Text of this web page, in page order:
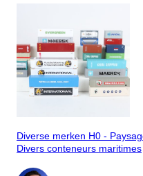
Diverse merken H0 -
Divers conteneurs maritimes